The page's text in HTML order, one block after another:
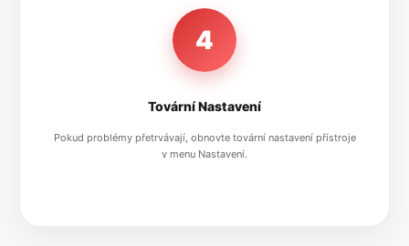
4
Tovární Nastavení
Pokud problémy přetrvávají, obnovte tovární nastavení přístroje
v menu Nastavení.